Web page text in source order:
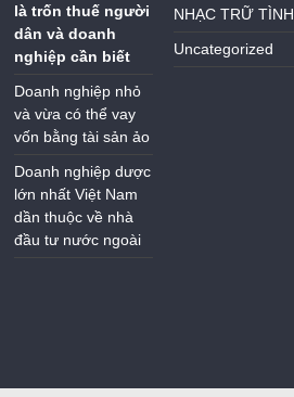
là trốn thuế người
dân và doanh
nghiệp cần biết
Doanh nghiệp nhỏ
và vừa có thể vay
vốn bằng tài sản ảo
Doanh nghiệp dược
lớn nhất Việt Nam
dần thuộc về nhà
đầu tư nước ngoài
NHẠC TRỮ TÌNH
Uncategorized